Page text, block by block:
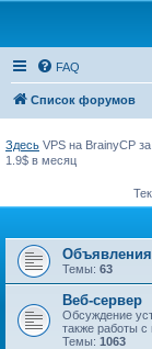
FAQ
Список форумов
Здесь VPS на BrainyCP
1.9$ в месяц
Объявления
Темы: 63
Веб-сервер
Обсуждение
также работы с
Темы: 1063